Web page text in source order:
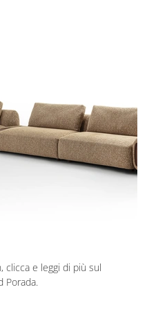
clicca e leggi di più sul
Porada.